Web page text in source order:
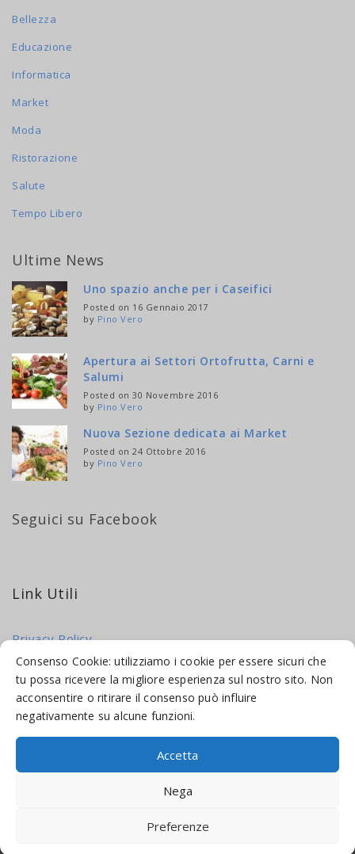
Consenso Cookie: utilizziamo i cookie per essere sicuri che
tu possa ricevere la migliore esperienza sul nostro sito. Non
acconsentire o ritirare il consenso può influire
negativamente su alcune funzioni.
Accetta
Nega
Preferenze
Bellezza
Educazione
Informatica
Market
Moda
Ristorazione
Salute
Tempo Libero
Ultime News
Uno spazio anche per i Caseifici
Posted on 16 Gennaio 2017
by Pino Vero
Apertura ai Settori Ortofrutta, Carni e
Salumi
Posted on 30 Novembre 2016
by Pino Vero
Nuova Sezione dedicata ai Market
Posted on 24 Ottobre 2016
by Pino Vero
Seguici su Facebook
Link Utili
Privacy Policy
Cookie Policy
MADE WEB SOLUTIONS